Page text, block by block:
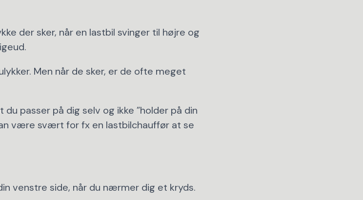
der sker, når en lastbil svinger til højre og
Men når de sker, er de ofte meget
passer på dig selv og ikke ”holder på din
være svært for fx en lastbilchauffør at se
venstre side, når du nærmer dig et kryds.